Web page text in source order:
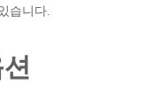
습니다.